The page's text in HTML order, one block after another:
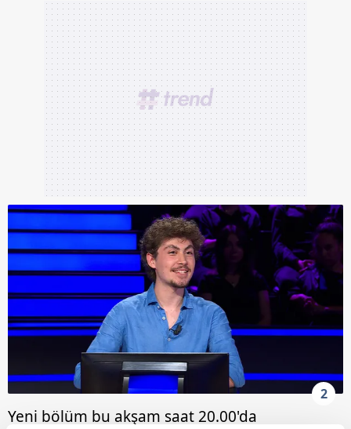
2
Yeni bölüm bu akşam saat 20.00'da